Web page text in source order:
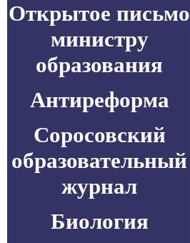
Открытое письмо
министру
образования
Антиреформа
Соросовский
образовательный
журнал
Биология